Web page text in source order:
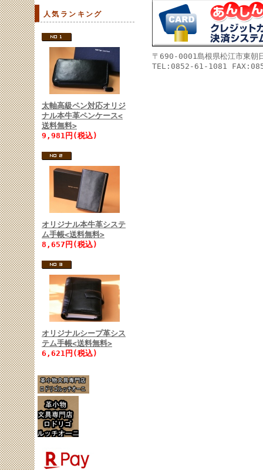
人気ランキング
太軸高級ペン対応オリジ
ナル本牛革ペンケース<
送料無料>
9,981円(税込)
オリジナル本牛革システ
ム手帳<送料無料>
8,657円(税込)
オリジナルシープ革シス
テム手帳<送料無料>
6,621円(税込)
〒690-0001島根県松江市東
TEL:0852-61-1081